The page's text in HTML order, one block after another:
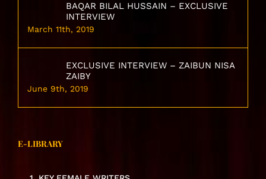
BAQAR BILAL HUSSAIN – EXCLUSIVE
INTERVIEW
March 11th, 2019
EXCLUSIVE INTERVIEW – ZAIBUN NISA
ZAIBY
June 9th, 2019
E-LIBRARY